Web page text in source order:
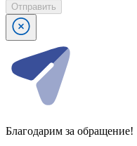
Отправить
Благодарим за обращение!